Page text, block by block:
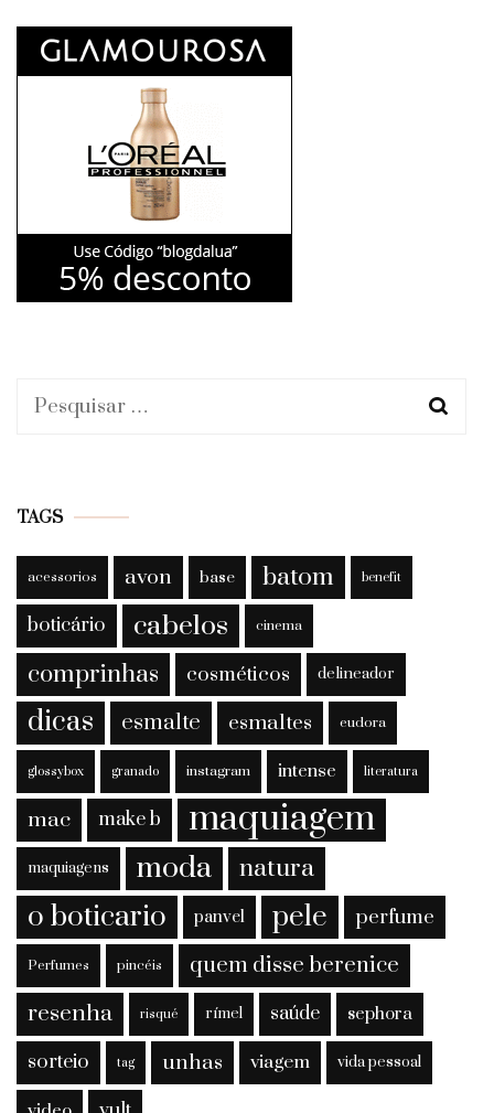
Pesquisar
TAGS
acessorios avon base batom benefit
boticário cabelos cinema
comprinhas cosméticos delineador
dicas esmalte esmaltes eudora
glossybox granado instagram intense literatura
mac make b maquiagem
maquiagens moda natura
o boticario panvel pele perfume
Perfumes pincéis quem disse berenice
resenha risqué rímel saúde sephora
sorteio tag unhas viagem vida pessoal